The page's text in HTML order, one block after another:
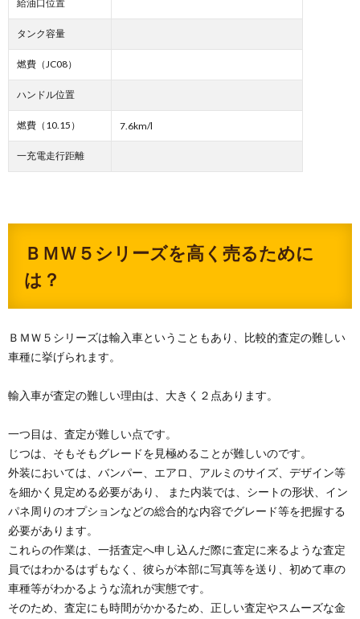
給油口位置
タンク容量
燃費（JC08）
ハンドル位置
燃費（10.15） 7.6km/l
一充電走行距離
ＢＭＷ５シリーズを高く売るために
は？
ＢＭＷ５シリーズは輸入車ということもあり、比較的査定の難しい
車種に挙げられます。
輸入車が査定の難しい理由は、大きく２点あります。
一つ目は、査定が難しい点です。
じつは、そもそもグレードを見極めることが難しいのです。
外装においては、バンパー、エアロ、アルミのサイズ、デザイン等
を細かく見定める必要があり、 また内装では、シートの形状、イン
パネ周りのオプションなどの総合的な内容でグレード等を把握する
必要があります。
これらの作業は、一括査定へ申し込んだ際に査定に来るような査定
員ではわかるはずもなく、彼らが本部に写真等を送り、初めて車の
車種等がわかるような流れが実態です。
そのため、査定にも時間がかかるため、正しい査定やスムーズな金